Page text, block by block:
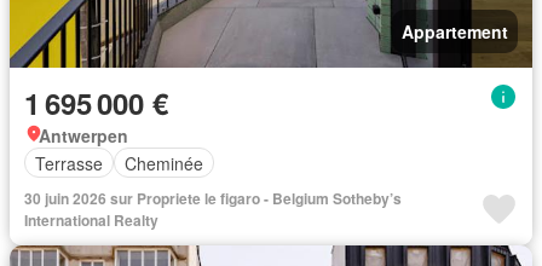
Appartement
1 695 000 €
Antwerpen
Terrasse
Cheminée
30 juin 2026 sur Propriete le figaro - Belgium Sotheby’s
International Realty